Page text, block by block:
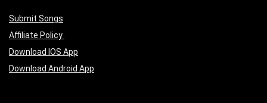
Submit Songs
Affiliate Policy
Download IOS App
Download Android App